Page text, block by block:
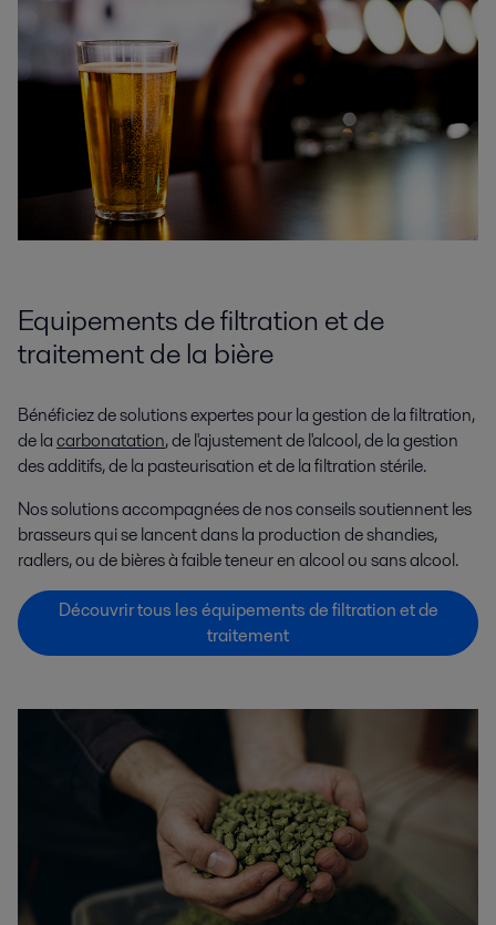
Equipements de filtration et de
traitement de la bière
Bénéficiez de solutions expertes pour la gestion de la filtration,
de lacarbonatation, de l'ajustement de l'alcool, de la gestion
des additifs, de la pasteurisation et de la filtration stérile.
Nos solutions accompagnées de nos conseils soutiennent les
brasseurs qui se lancent dans la production de shandies,
radlers, ou de bières à faible teneur en alcool ou sans alcool.
Découvrir tous les équipements de filtration et de
traitement